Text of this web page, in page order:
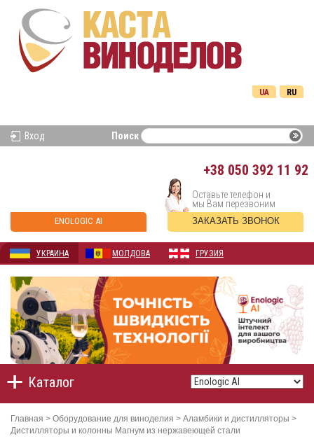
RU
UA
Вход Поиск
+38 050 392 11 92
ENOLOGIC AI
Оставьте телефон и
мы Вам перезвоним
ЗАКАЗАТЬ ЗВОНОК
УКРАИНА МОЛДОВА ГРУЗИЯ
Каталог
Главная > Оборудование для виноделия > Аламбики и дистилляторы >
Дистилляторы и колонны Магнум из нержавеющей стали